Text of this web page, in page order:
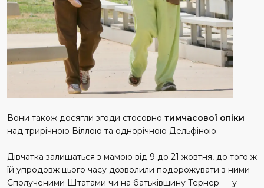
Вони також досягли згоди стосовно тимчасової опіки
над трирічною Віллою та однорічною Дельфіною.
Дівчатка залишаться з мамою від 9 до 21 жовтня, до того ж
їй упродовж цього часу дозволили подорожувати з ними
Сполученими Штатами чи на батьківщину Тернер — у